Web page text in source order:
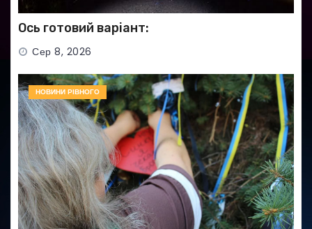
Ось готовий варіант:
Сер 8, 2026
НОВИНИ РІВНОГО